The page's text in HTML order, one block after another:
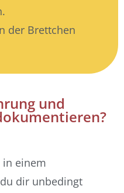
der Brettchen
und
in einem
dir unbedingt